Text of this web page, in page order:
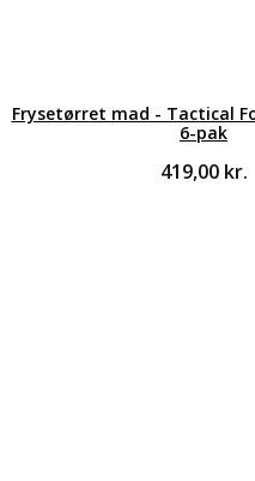
Frysetørret mad - Tactical
6-pak
419,00 kr.